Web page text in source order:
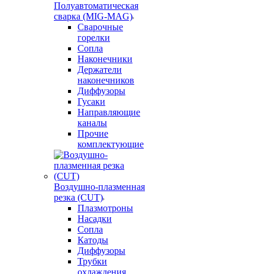
Полуавтоматическая
сварка (MIG-MAG)
Сварочные
горелки
Сопла
Наконечники
Держатели
наконечников
Диффузоры
Гусаки
Направляющие
каналы
Прочие
комплектующие
Воздушно-плазменная
резка (CUT)
Плазмотроны
Насадки
Сопла
Катоды
Диффузоры
Трубки
охлаждения